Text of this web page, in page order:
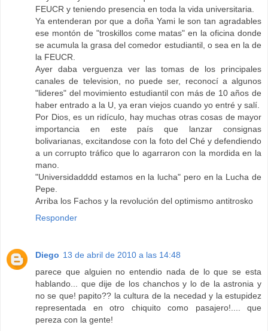
FEUCR y teniendo presencia en toda la vida universitaria.
Ya entenderan por que a doña Yami le son tan agradables
ese montón de "troskillos come matas" en la oficina donde
se acumula la grasa del comedor estudiantil, o sea en la de
la FEUCR.
Ayer daba verguenza ver las tomas de los principales
canales de television, no puede ser, reconocí a algunos
"lideres" del movimiento estudiantil con más de 10 años de
haber entrado a la U, ya eran viejos cuando yo entré y salí.
Por Dios, es un ridículo, hay muchas otras cosas de mayor
importancia en este país que lanzar consignas
bolivarianas, excitandose con la foto del Ché y defendiendo
a un corrupto tráfico que lo agarraron con la mordida en la
mano.
"Universidadddd estamos en la lucha" pero en la Lucha de
Pepe.
Arriba los Fachos y la revolución del optimismo antitrosko
Responder
Diego 13 de abril de 2010 a las 14:48
parece que alguien no entendio nada de lo que se esta
hablando... que dije de los chanchos y lo de la astronia y
no se que! papito?? la cultura de la necedad y la estupidez
representada en otro chiquito como pasajero!.... que
pereza con la gente!